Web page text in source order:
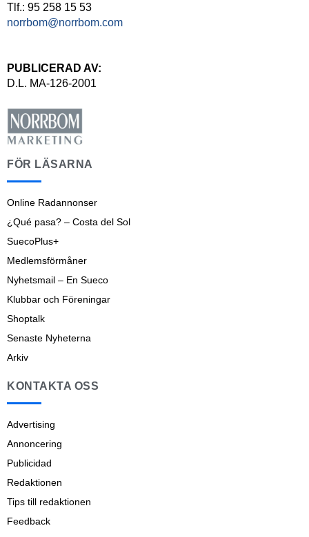
Tlf.: 95 258 15 53
norrbom@norrbom.com
PUBLICERAD AV:
D.L. MA-126-2001
FÖR LÄSARNA
Online Radannonser
¿Qué pasa? – Costa del Sol
SuecoPlus+
Medlemsförmåner
Nyhetsmail – En Sueco
Klubbar och Föreningar
Shoptalk
Senaste Nyheterna
Arkiv
KONTAKTA OSS
Advertising
Annoncering
Publicidad
Redaktionen
Tips till redaktionen
Feedback